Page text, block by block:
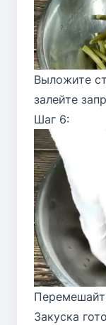
Выложите
залейте
Шаг 6:
Закуска